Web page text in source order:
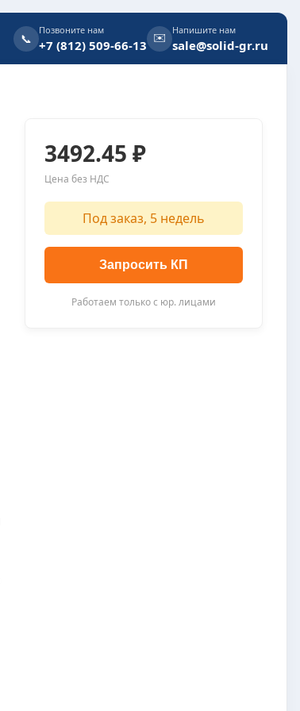
📞
Позвоните нам
+7 (812) 509-66-13
✉️ Напишите нам
sale@solid-gr.ru
3492.45 ₽
Цена без НДС
Под заказ, 5 недель
Запросить КП
Работаем только с юр. лицами